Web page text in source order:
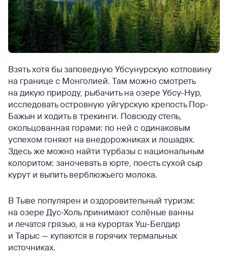
Взять хотя бы заповедную Убсунурскую котловину
на границе с Монголией. Там можно смотреть
на дикую природу, рыбачить на озере Убсу-Нур,
исследовать островную уйгурскую крепость Пор-
Бажын и ходить в трекинги. Повсюду степь,
окольцованная горами: по ней с одинаковым
успехом гоняют на внедорожниках и лошадях.
Здесь же можно найти турбазы с национальным
колоритом: заночевать в юрте, поесть сухой сыр
курут и выпить верблюжьего молока.
В Тыве популярен и оздоровительный туризм:
на озере Дус-Холь принимают солёные ванны
и лечатся грязью, а на курортах Уш-Белдир
и Тарыс — купаются в горячих термальных
источниках.